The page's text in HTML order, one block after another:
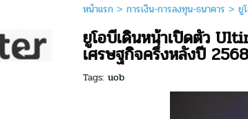
หน้าแรก> การเงิน-การลงทุน-ธนาคาร > ยู
ยูโอบีเดินหน้าเปิดตัว
เศรษฐกิจครึ่งหลังปี 2568
Tags:uob